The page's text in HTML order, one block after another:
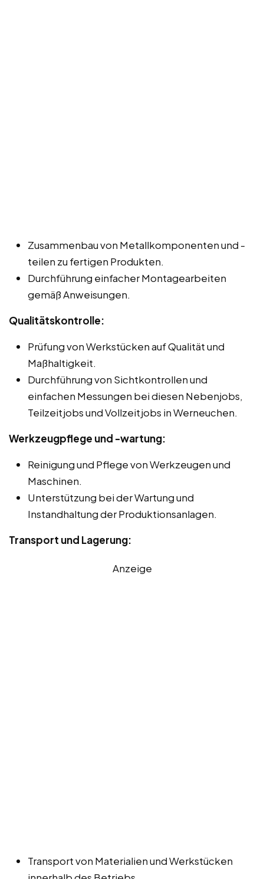
Zusammenbau von Metallkomponenten und -
teilen zu fertigen Produkten.
Durchführung einfacher Montagearbeiten
gemäß Anweisungen.
Qualitätskontrolle:
Prüfung von Werkstücken auf Qualität und
Maßhaltigkeit.
Durchführung von Sichtkontrollen und
einfachen Messungen bei diesen Nebenjobs,
Teilzeitjobs und Vollzeitjobs in Werneuchen.
Werkzeugpflege und -wartung:
Reinigung und Pflege von Werkzeugen und
Maschinen.
Unterstützung bei der Wartung und
Instandhaltung der Produktionsanlagen.
Transport und Lagerung:
Anzeige
Transport von Materialien und Werkstücken